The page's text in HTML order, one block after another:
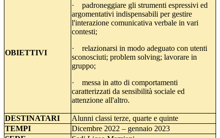
OBIETTIVI
· padroneggiare gli strumenti espressivi ed
argomentativi indispensabili per gestire
l'interazione comunicativa verbale in vari
contesti;
· relazionarsi in modo adeguato con utenti
sconosciuti; problem solving; lavorare in
gruppo;
· messa in atto di comportamenti
caratterizzati da sensibilità sociale ed
attenzione all'altro.
DESTINATARI
Alunni classi terze, quarte e quinte
TEMPI
Dicembre 2022 – gennaio 2023